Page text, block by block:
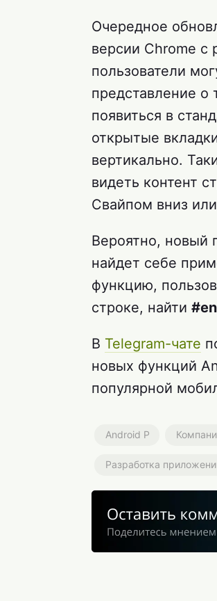
Очередное
версии Chrome с
пользователи
представление о
появиться в
открытые
вертикально.
видеть контент
Свайпом вниз
Вероятно, новый
найдет себе
функцию,
строке, найти
В Telegram-чате
новых функций
популярной
Android P
Разработка